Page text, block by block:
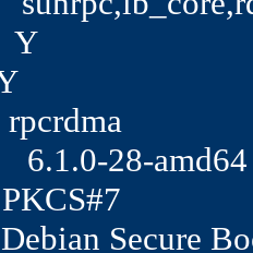
Y
rpcrdma
6.1.0-28-
PKCS#7
Debian Secure